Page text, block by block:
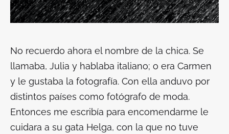
No recuerdo ahora el nombre de la chica. Se
llamaba, Julia y hablaba italiano; o era Carmen
y le gustaba la fotografía. Con ella anduvo por
distintos países como fotógrafo de moda.
Entonces me escribía para encomendarme le
cuidara a su gata Helga, con la que no tuve